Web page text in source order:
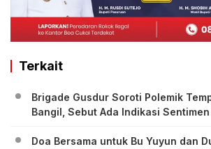
Terkait
Brigade Gusdur Soroti Polemik
Bangil, Sebut Ada Indikasi
Doa Bersama untuk Bu Yuyun dan